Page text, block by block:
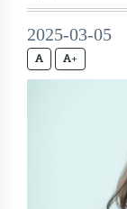
2025-03-
+